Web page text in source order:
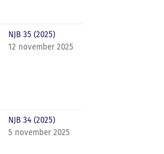
NJB 35 (2025)
12 november 2025
NJB 34 (2025)
5 november 2025